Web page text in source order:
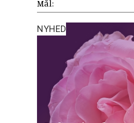
Mål:
NYHED